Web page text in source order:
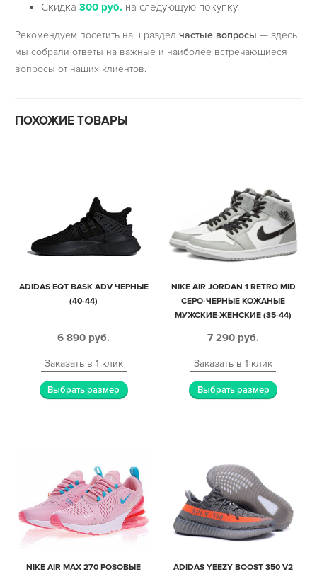
Скидка300 руб. на следующую покупку.
Рекомендуем посетить наш раздел частые вопросы — здесь
мы собрали ответы на важные и наиболее встречающиеся
вопросы от наших клиентов.
ПОХОЖИЕ ТОВАРЫ
ADIDAS EQT BASK ADV ЧЕРНЫЕ
(40-44)
6 890 руб.
Заказать в 1 клик
Выбрать размер
NIKE AIR JORDAN 1 RETRO MID
СЕРО-ЧЕРНЫЕ КОЖАНЫЕ
МУЖСКИЕ-ЖЕНСКИЕ (35-44)
7 290 руб.
Заказать в 1 клик
Выбрать размер
NIKE AIR MAX 270 РОЗОВЫЕ ADIDAS YEEZY BOOST 350 V2